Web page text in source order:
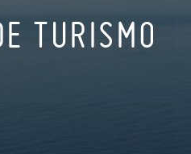
TURISMO